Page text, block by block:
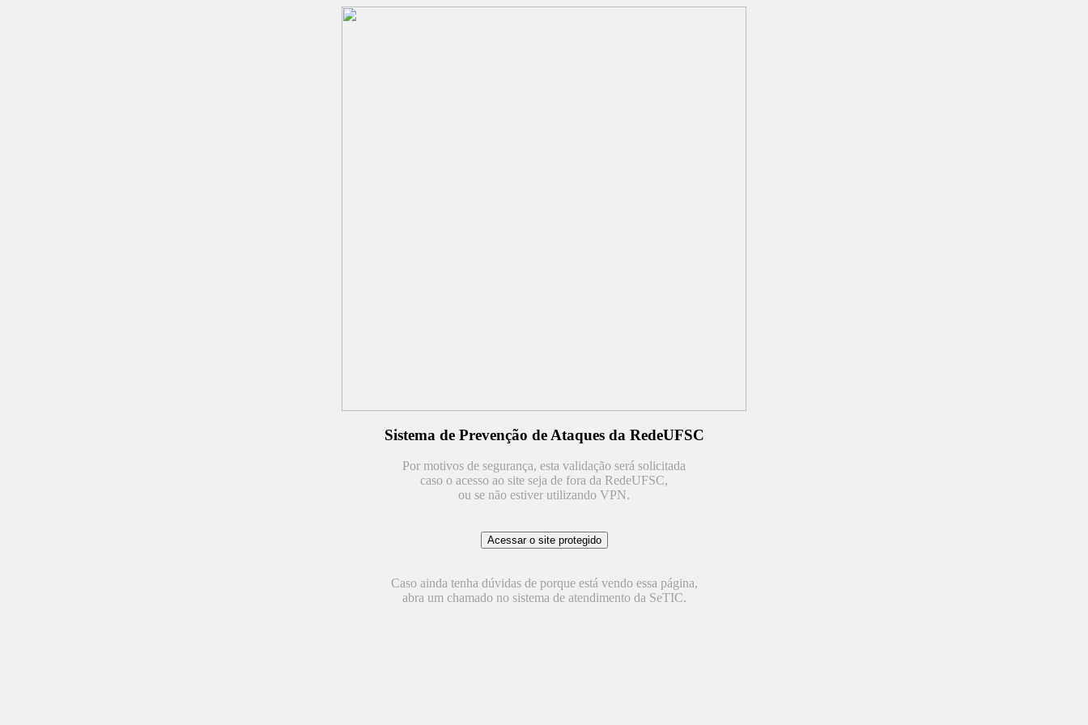
Sistema de Prevenção de Ataques da RedeUFSC
Por motivos de segurança, esta validação será solicitada
caso o acesso ao site seja de fora da RedeUFSC,
ou se não estiver utilizando VPN.
Caso ainda tenha dúvidas de porque está vendo essa página,
abra um chamado no sistema de atendimento da SeTIC.